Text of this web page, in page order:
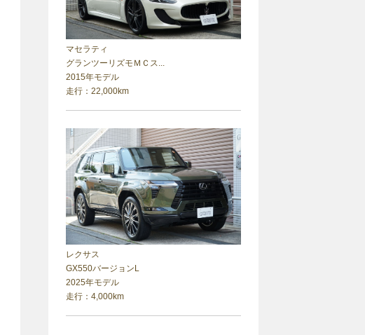
マセラティ
グランツーリズモＭＣス...
2015年モデル
走行：22,000km
レクサス
GX550バージョンL
2025年モデル
走行：4,000km